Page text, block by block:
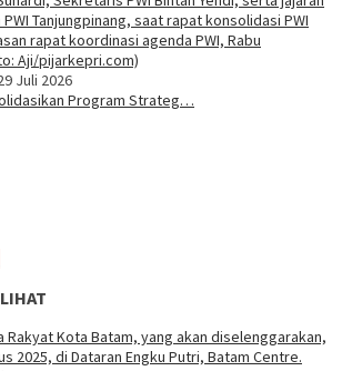
Juli 2026
Program Strateg…